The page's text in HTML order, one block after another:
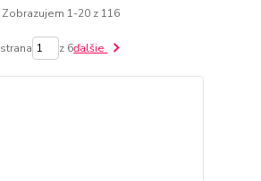
Zobrazujem 1-20 z 116
strana z 6ďalšie